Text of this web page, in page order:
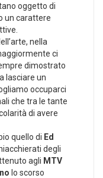
oggetto di
un carattere
nella
ci
dimostrato
lasciare un
occuparci
che tra le tante
di avere
quello di Ed
degli
agli MTV
lo scorso